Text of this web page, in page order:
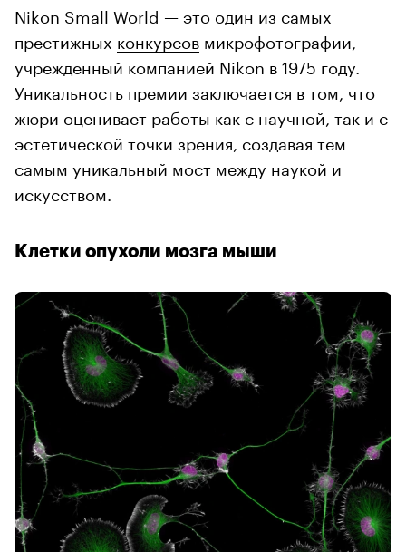
Nikon Small World — это один из самых
престижных конкурсов микрофотографии,
учрежденный компанией Nikon в 1975 году.
Уникальность премии заключается в том, что
жюри оценивает работы как с научной, так и с
эстетической точки зрения, создавая тем
самым уникальный мост между наукой и
искусством.
Клетки опухоли мозга мыши